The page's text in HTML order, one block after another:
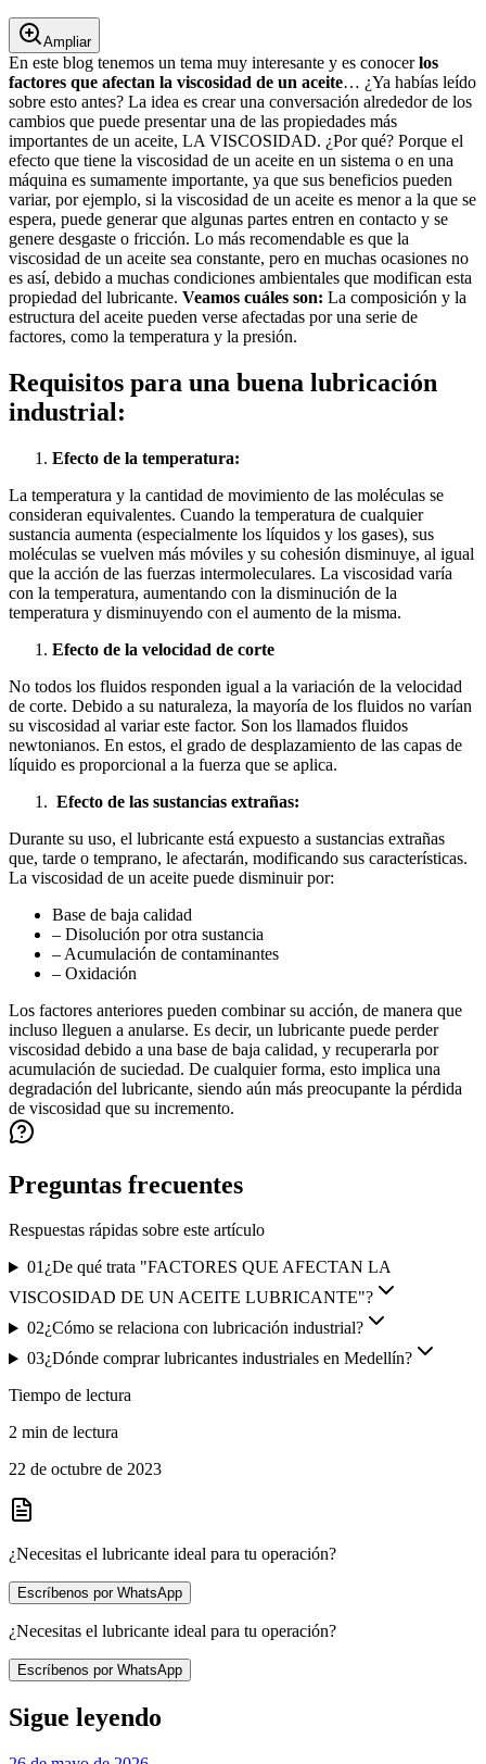
Ampliar
En este blog tenemos un tema muy interesante y es conocerlos
factores que afectan la viscosidad de un aceite… ¿Ya habías leído
sobre esto antes? La idea es crear una conversación alrededor de los
cambios que puede presentar una de las propiedades más
importantes de un aceite, LA VISCOSIDAD. ¿Por qué? Porque el
efecto que tiene la viscosidad de un aceite en un sistema o en una
máquina es sumamente importante, ya que sus beneficios pueden
variar, por ejemplo, si la viscosidad de un aceite es menor a la que se
espera, puede generar que algunas partes entren en contacto y se
genere desgaste o fricción. Lo más recomendable es que la
viscosidad de un aceite sea constante, pero en muchas ocasiones no
es así, debido a muchas condiciones ambientales que modifican esta
propiedad del lubricante. Veamos cuáles son: La composición y la
estructura del aceite pueden verse afectadas por una serie de
factores, como la temperatura y la presión.
Requisitos para una buena lubricación
industrial:
Efecto de la temperatura:
La temperatura y la cantidad de movimiento de las moléculas se
consideran equivalentes. Cuando la temperatura de cualquier
sustancia aumenta (especialmente los líquidos y los gases), sus
moléculas se vuelven más móviles y su cohesión disminuye, al igual
que la acción de las fuerzas intermoleculares. La viscosidad varía
con la temperatura, aumentando con la disminución de la
temperatura y disminuyendo con el aumento de la misma.
Efecto de la velocidad de corte
No todos los fluidos responden igual a la variación de la velocidad
de corte. Debido a su naturaleza, la mayoría de los fluidos no varían
su viscosidad al variar este factor. Son los llamados fluidos
newtonianos. En estos, el grado de desplazamiento de las capas de
líquido es proporcional a la fuerza que se aplica.
Efecto de las sustancias extrañas:
Durante su uso, el lubricante está expuesto a sustancias extrañas
que, tarde o temprano, le afectarán, modificando sus características.
La viscosidad de un aceite puede disminuir por:
Base de baja calidad
– Disolución por otra sustancia
– Acumulación de contaminantes
– Oxidación
Los factores anteriores pueden combinar su acción, de manera que
incluso lleguen a anularse. Es decir, un lubricante puede perder
viscosidad debido a una base de baja calidad, y recuperarla por
acumulación de suciedad. De cualquier forma, esto implica una
degradación del lubricante, siendo aún más preocupante la pérdida
de viscosidad que su incremento.
Preguntas frecuentes
Respuestas rápidas sobre este artículo
01¿De qué trata "FACTORES QUE AFECTAN LA
VISCOSIDAD DE UN ACEITE LUBRICANTE"?
02¿Cómo se relaciona con lubricación industrial?
03¿Dónde comprar lubricantes industriales en Medellín?
Tiempo de lectura
2 min de lectura
22 de octubre de 2023
¿Necesitas el lubricante ideal para tu operación?
Escríbenos por WhatsApp
¿Necesitas el lubricante ideal para tu operación?
Escríbenos por WhatsApp
Sigue leyendo